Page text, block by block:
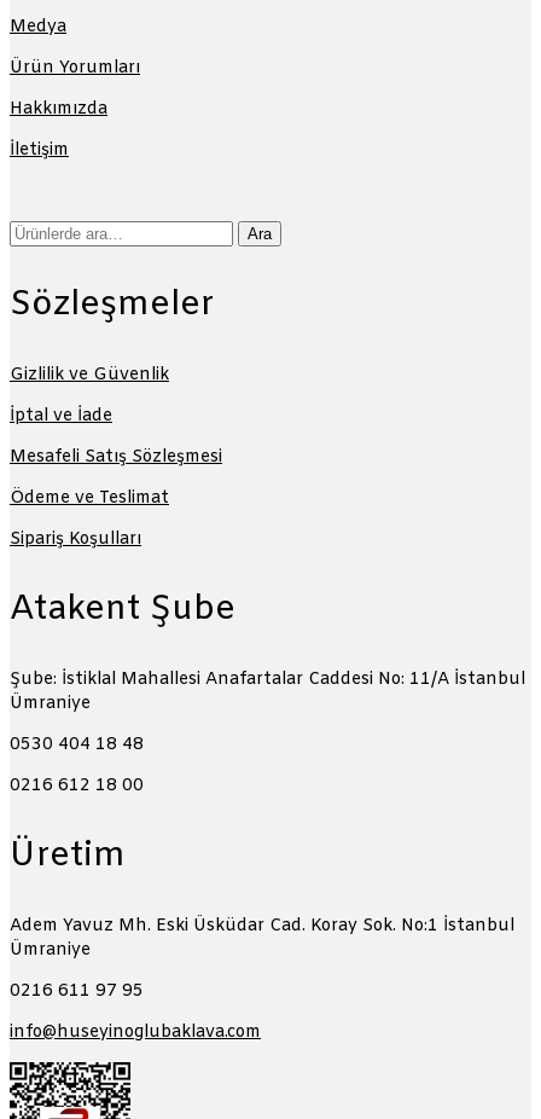
Medya
Ürün Yorumları
Hakkımızda
İletişim
Ara: Ara
Sözleşmeler
Gizlilik ve Güvenlik
İptal ve İade
Mesafeli Satış Sözleşmesi
Ödeme ve Teslimat
Sipariş Koşulları
Atakent Şube
Şube: İstiklal Mahallesi Anafartalar Caddesi No: 11/A İstanbul
Ümraniye
0530 404 18 48
0216 612 18 00
Üretim
Adem Yavuz Mh. Eski Üsküdar Cad. Koray Sok. No:1 İstanbul
Ümraniye
0216 611 97 95
info@huseyinoglubaklava.com